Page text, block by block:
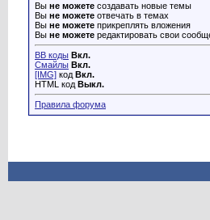
Вы не можете создавать новые темы
Вы не можете отвечать в темах
Вы не можете прикреплять вложения
Вы не можете редактировать свои
BB коды Вкл.
Смайлы Вкл.
[IMG] код Вкл.
HTML код Выкл.
Правила форума